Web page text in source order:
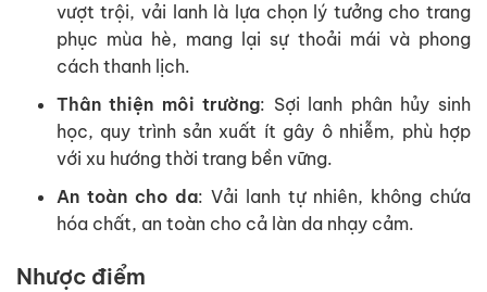
vượt trội, vải lanh là lựa chọn lý tưởng cho trang
phục mùa hè, mang lại sự thoải mái và phong
cách thanh lịch.
Thân thiện môi trường: Sợi lanh phân hủy sinh
học, quy trình sản xuất ít gây ô nhiễm, phù hợp
với xu hướng thời trang bền vững.
An toàn cho da: Vải lanh tự nhiên, không chứa
hóa chất, an toàn cho cả làn da nhạy cảm.
Nhược điểm